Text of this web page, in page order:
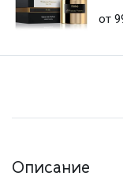
от
Описание